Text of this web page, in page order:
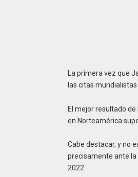
La primera vez que
las citas
El mejor resultado
en Norteamérica
Cabe destacar, y no
precisamente ante la
2022.